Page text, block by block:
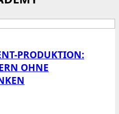
PRODUKTION:
OHNE